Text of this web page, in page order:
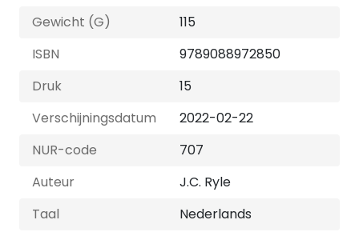
Gewicht (G)
115
ISBN
9789088972850
Druk
15
Verschijningsdatum
2022-02-22
NUR-code
707
Auteur
J.C. Ryle
Taal
Nederlands